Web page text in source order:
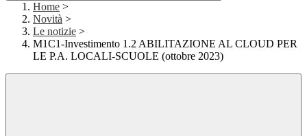
Home >
Novità >
Le notizie >
M1C1-Investimento 1.2 ABILITAZIONE AL CLOUD PER
LE P.A. LOCALI-SCUOLE (ottobre 2023)